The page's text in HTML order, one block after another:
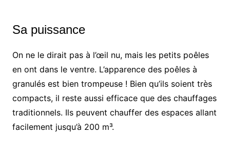
Sa puissance
On ne le dirait pas à l’œil nu, mais les petits poêles
en ont dans le ventre. L’apparence des poêles à
granulés est bien trompeuse ! Bien qu’ils soient très
compacts, il reste aussi efficace que des chauffages
traditionnels. Ils peuvent chauffer des espaces allant
facilement jusqu’à 200 m³.